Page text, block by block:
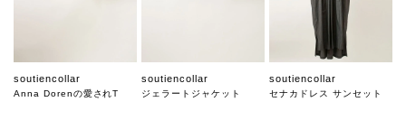
soutiencollar
Anna Dorenの愛されT
soutiencollar
ジェラートジャケット
soutiencollar
セナカドレス サンセット